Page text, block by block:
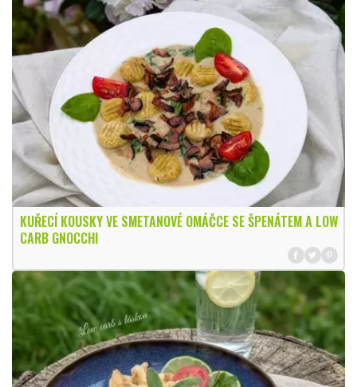
KUŘECÍ KOUSKY VE SMETANOVÉ OMÁČCE SE ŠPENÁTEM A LOW
CARB GNOCCHI